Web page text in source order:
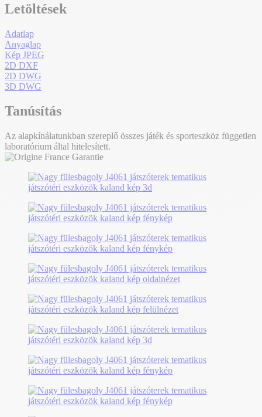
Letöltések
Adatlap
Anyaglap
Kép JPEG
2D DXF
2D DWG
3D DWG
Tanúsítás
Az alapkínálatunkban szereplő összes játék és sporteszköz független
laboratórium által hitelesített.